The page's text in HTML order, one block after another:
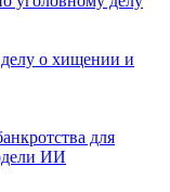
о хищении и
для
ИИ